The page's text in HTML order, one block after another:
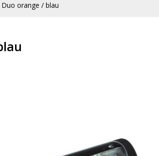
orange / blau